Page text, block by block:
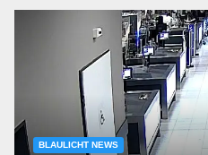
BLAULICHT NEWS